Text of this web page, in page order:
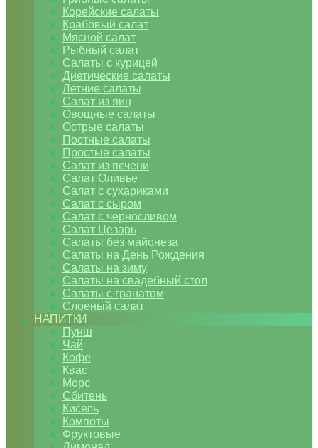
Корейские салаты
Крабовый салат
Мясной салат
Рыбный салат
Салаты с курицей
Диетические салаты
Летние салаты
Салат из яиц
Овощные салаты
Острые салаты
Постные салаты
Простые салаты
Салат из печени
Салат Оливье
Салат с сухариками
Салат с сыром
Салат с черносливом
Салат Цезарь
Салаты без майонеза
Салаты на День Рождения
Салаты на зиму
Салаты на свадебный стол
Салаты с гранатом
Слоеный салат
НАПИТКИ
Пунш
Чай
Кофе
Квас
Морс
Сбитень
Кисель
Компоты
Фруктовые